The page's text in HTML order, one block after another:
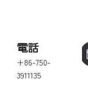
電話
+86-750-
3911135